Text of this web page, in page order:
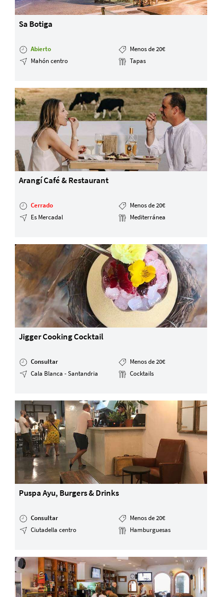
Sa Botiga
Abierto
Menos de 20€
Mahón centro
Tapas
Arangí Café & Restaurant
Cerrado
Menos de 20€
Es Mercadal
Mediterránea
Jigger Cooking Cocktail
Consultar
Menos de 20€
Cala Blanca - Santandria
Cocktails
Puspa Ayu, Burgers & Drinks
Consultar
Menos de 20€
Ciutadella centro
Hamburguesas